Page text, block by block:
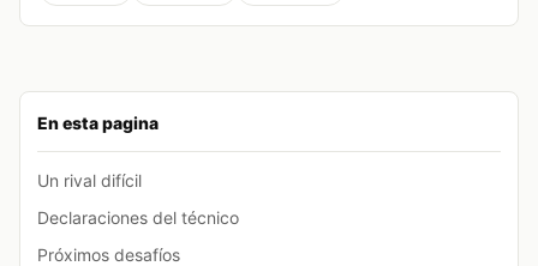
En esta pagina
Un rival difícil
Declaraciones del técnico
Próximos desafíos